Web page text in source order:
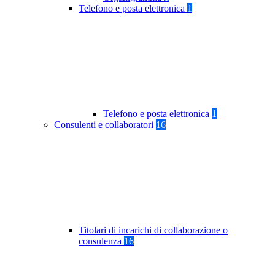
Telefono e posta elettronica 1
Telefono e posta elettronica 1
Consulenti e collaboratori 16
Titolari di incarichi di collaborazione o
consulenza 16